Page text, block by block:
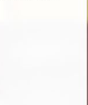
: wille Łękna